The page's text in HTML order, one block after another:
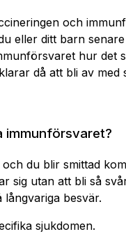
och
eller ditt barn
hur det
då att bli av med
immunförsvaret?
du blir smittad
sig utan att bli så
besvär.
sjukdomen.